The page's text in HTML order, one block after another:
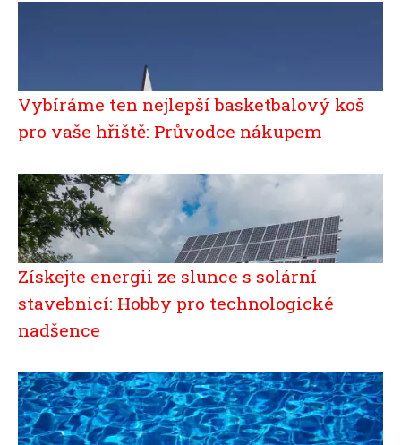
Vybíráme ten nejlepší basketbalový koš
pro vaše hřiště: Průvodce nákupem
Získejte energii ze slunce s solární
stavebnicí: Hobby pro technologické
nadšence